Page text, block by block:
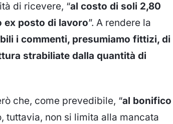
di ricevere, “al costo di soli 2,80
ex posto di lavoro”. A rendere la
i commenti, presumiamo fittizi, di
strabiliate dalla quantità di
che, come prevedibile, “al bonifico
tuttavia, non si limita alla mancata